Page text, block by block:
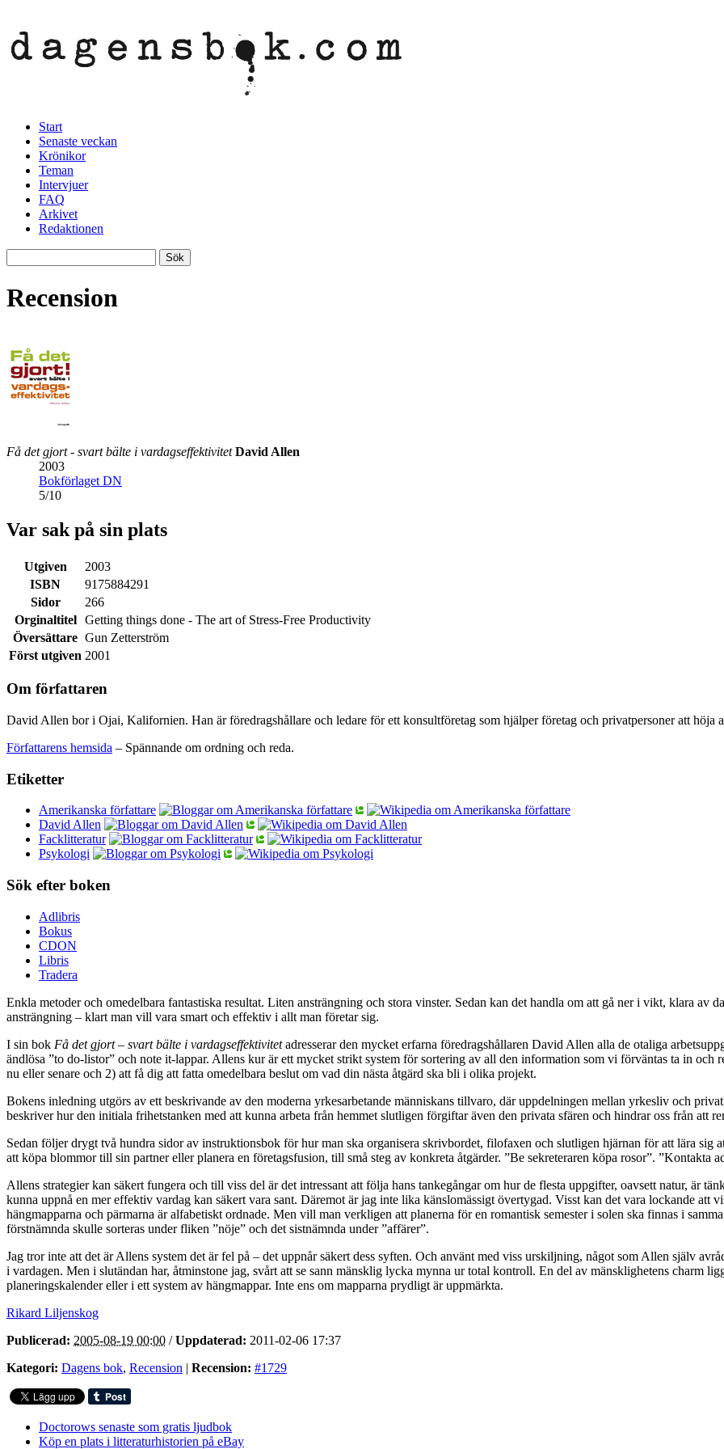
Start
Senaste veckan
Krönikor
Teman
Intervjuer
FAQ
Arkivet
Redaktionen
Recension
Få det gjort - svart bälte i vardagseffektivitet David Allen
2003
Bokförlaget DN
5/10
Var sak på sin plats
Utgiven
2003
ISBN
9175884291
Sidor
266
Orginaltitel
Getting things done - The art of Stress-Free Productivity
Översättare Gun Zetterström
Först utgiven 2001
Om författaren
David Allen bor i Ojai, Kalifornien. Han är föredragshållare och ledare för ett konsultföretag som hjälper företag och privatpersoner att höja
Författarens hemsida – Spännande om ordning och reda.
Etiketter
Amerikanska författare
David Allen
Facklitteratur
Psykologi
Sök efter boken
Adlibris
Bokus
CDON
Libris
Tradera
Enkla metoder och omedelbara fantastiska resultat. Liten ansträngning och stora vinster. Sedan kan det handla om att gå ner i vikt, klara av
ansträngning – klart man vill vara smart och effektiv i allt man företar sig.
I sin bok Få det gjort – svart bälte i vardagseffektivitetadresserar den mycket erfarna föredragshållaren David Allen alla de otaliga
ändlösa ”to do-listor” och note it-lappar. Allens kur är ett mycket strikt system för sortering av all den information som vi förväntas ta in och
nu eller senare och 2) att få dig att fatta omedelbara beslut om vad din nästa åtgärd ska bli i olika projekt.
Bokens inledning utgörs av ett beskrivande av den moderna yrkesarbetande människans tillvaro, där uppdelningen mellan yrkesliv och
beskriver hur den initiala frihetstanken med att kunna arbeta från hemmet slutligen förgiftar även den privata sfären och hindrar oss från att
Sedan följer drygt två hundra sidor av instruktionsbok för hur man ska organisera skrivbordet, filofaxen och slutligen hjärnan för att lära sig
att köpa blommor till sin partner eller planera en företagsfusion, till små steg av konkreta åtgärder. ”Be sekreteraren köpa rosor”. ”Kontakta
Allens strategier kan säkert fungera och till viss del är det intressant att följa hans tankegångar om hur de flesta uppgifter, oavsett natur, är
kunna uppnå en mer effektiv vardag kan säkert vara sant. Däremot är jag inte lika känslomässigt övertygad. Visst kan det vara lockande att
hängmapparna och pärmarna är alfabetiskt ordnade. Men vill man verkligen att planerna för en romantisk semester i solen ska finnas i
förstnämnda skulle sorteras under fliken ”nöje” och det sistnämnda under ”affärer”.
Jag tror inte att det är Allens system det är fel på – det uppnår säkert dess syften. Och använt med viss urskiljning, något som Allen själv
i vardagen. Men i slutändan har, åtminstone jag, svårt att se sann mänsklig lycka mynna ur total kontroll. En del av mänsklighetens charm
planeringskalender eller i ett system av hängmappar. Inte ens om mapparna prydligt är uppmärkta.
Rikard Liljenskog
Publicerad: 2005-08-19 00:00 /Uppdaterad: 2011-02-06 17:37
Kategori: Dagens bok, Recension | Recension: #1729
Doctorows senaste som gratis ljudbok
Köp en plats i litteraturhistorien på eBay